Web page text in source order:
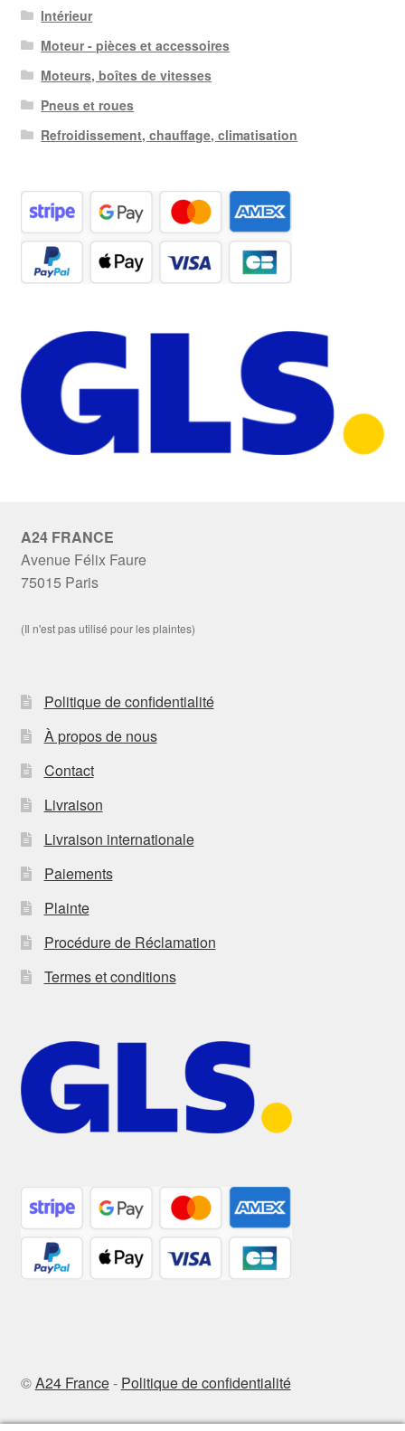
Intérieur
Moteur - pièces et accessoires
Moteurs, boîtes de vitesses
Pneus et roues
Refroidissement, chauffage, climatisation
A24 FRANCE
Avenue Félix Faure
75015 Paris
(Il n'est pas utilisé pour les plaintes)
Politique de confidentialité
À propos de nous
Contact
Livraison
Livraison internationale
Paiements
Plainte
Procédure de Réclamation
Termes et conditions
©A24 France- Politique de confidentialité